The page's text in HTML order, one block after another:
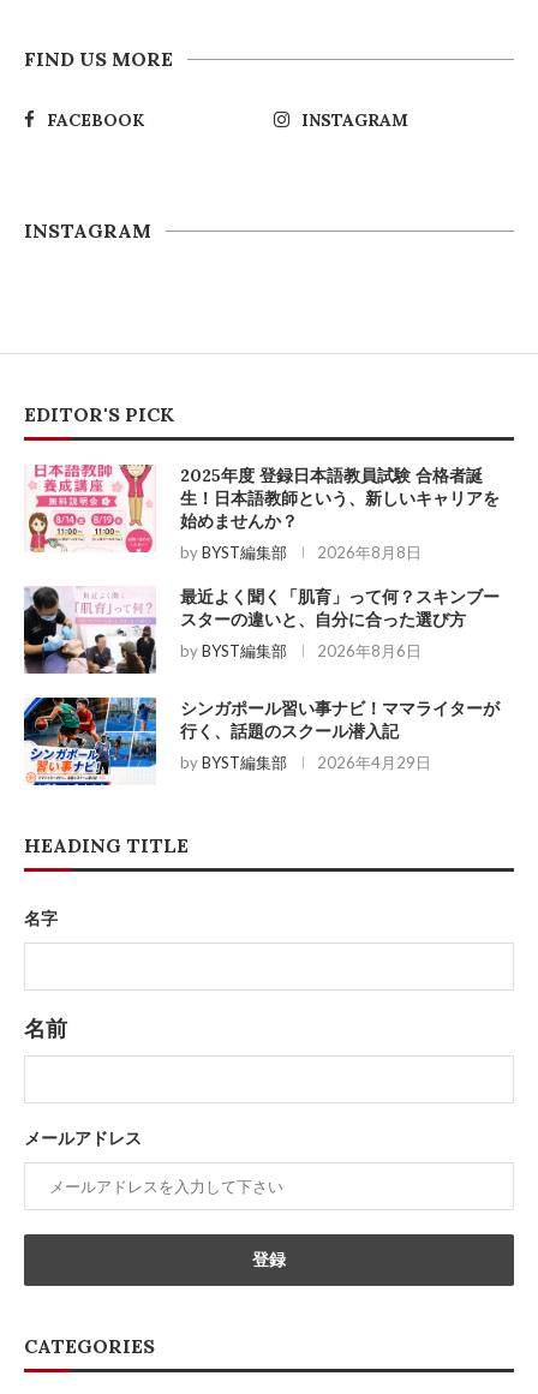
FIND US MORE
FACEBOOK INSTAGRAM
INSTAGRAM
EDITOR'S PICK
2025年度 登録日本語教員試験 合格者誕
生！日本語教師という、新しいキャリアを
始めませんか？
byBYST編集部 2026年8月8日
最近よく聞く「肌育」って何？スキンブー
スターの違いと、自分に合った選び方
byBYST編集部 2026年8月6日
シンガポール習い事ナビ！ママライターが
行く、話題のスクール潜入記
byBYST編集部 2026年4月29日
HEADING TITLE
名字
名前
メールアドレス
CATEGORIES